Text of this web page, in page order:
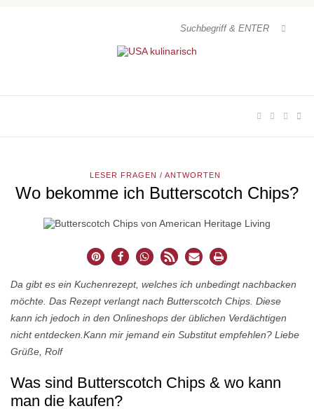
LESER FRAGEN / ANTWORTEN
Wo bekomme ich Butterscotch Chips?
Da gibt es ein Kuchenrezept, welches ich unbedingt nachbacken
möchte. Das Rezept verlangt nach Butterscotch Chips. Diese
kann ich jedoch in den Onlineshops der üblichen Verdächtigen
nicht entdecken.Kann mir jemand ein Substitut empfehlen? Liebe
Grüße, Rolf
Was sind Butterscotch Chips & wo kann
man die kaufen?